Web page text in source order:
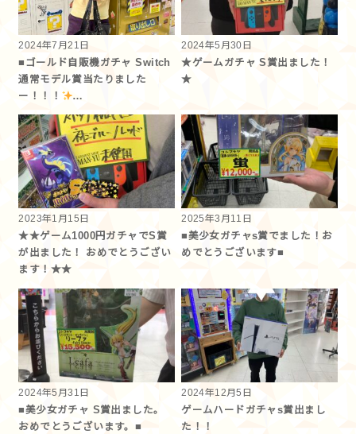
2024年7月21日
■ゴールド自販機ガチャ Switch
通常モデル賞当たりました
ー！！！
…
2024年5月30日
★ゲームガチャ S賞出ました！
★
2023年1月15日
★★ゲーム1000円ガチャでS賞
が出ました！ おめでとうござい
ます！★★
2025年3月11日
■美少女ガチャs賞でました！お
めでとうございます■
2024年5月31日
■美少女ガチャ S賞出ました。
おめでとうございます。■
2024年12月5日
ゲームハードガチャs賞出まし
た！！